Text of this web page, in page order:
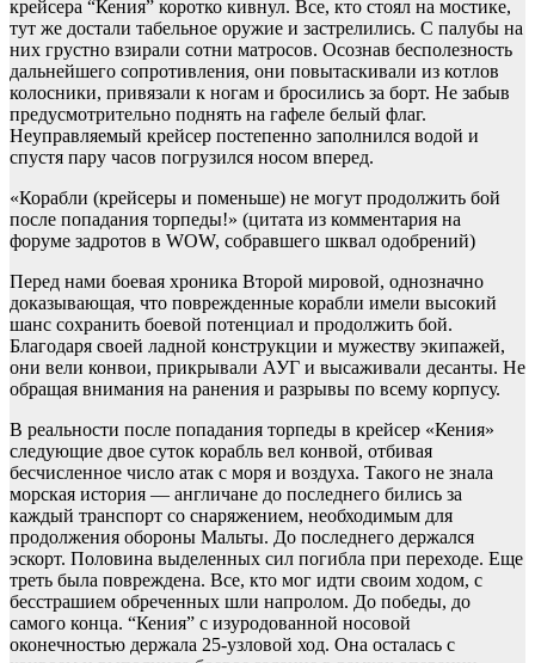
крейсера “Кения” коротко кивнул. Все, кто стоял на мостике,
тут же достали табельное оружие и застрелились. С палубы на
них грустно взирали сотни матросов. Осознав бесполезность
дальнейшего сопротивления, они повытаскивали из котлов
колосники, привязали к ногам и бросились за борт. Не забыв
предусмотрительно поднять на гафеле белый флаг.
Неуправляемый крейсер постепенно заполнился водой и
спустя пару часов погрузился носом вперед.
«Корабли (крейсеры и поменьше) не могут продолжить бой
после попадания торпеды!» (цитата из комментария на
форуме задротов в WOW, собравшего шквал одобрений)
Перед нами боевая хроника Второй мировой, однозначно
доказывающая, что поврежденные корабли имели высокий
шанс сохранить боевой потенциал и продолжить бой.
Благодаря своей ладной конструкции и мужеству экипажей,
они вели конвои, прикрывали АУГ и высаживали десанты. Не
обращая внимания на ранения и разрывы по всему корпусу.
В реальности после попадания торпеды в крейсер «Кения»
следующие двое суток корабль вел конвой, отбивая
бесчисленное число атак с моря и воздуха. Такого не знала
морская история — англичане до последнего бились за
каждый транспорт со снаряжением, необходимым для
продолжения обороны Мальты. До последнего держался
эскорт. Половина выделенных сил погибла при переходе. Еще
треть была повреждена. Все, кто мог идти своим ходом, с
бесстрашием обреченных шли напролом. До победы, до
самого конца. “Кения” с изуродованной носовой
оконечностью держала 25-узловой ход. Она осталась с